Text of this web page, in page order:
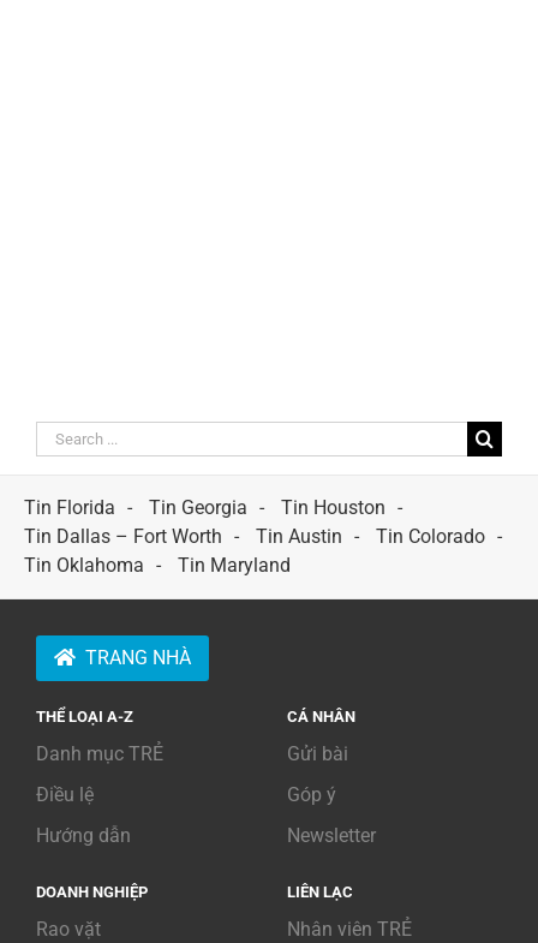
Search
for:
Tin Florida
Tin Georgia
Tin Houston
Tin Dallas – Fort Worth
Tin Austin
Tin Colorado
Tin Oklahoma
Tin Maryland
TRANG NHÀ
THỂ LOẠI A-Z
Danh mục TRẺ
Điều lệ
Hướng dẫn
CÁ NHÂN
Gửi bài
Góp ý
Newsletter
DOANH NGHIỆP
Rao vặt
LIÊN LẠC
Nhân viên TRẺ